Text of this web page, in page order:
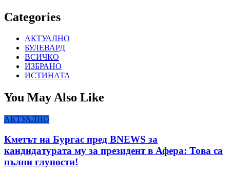
Categories
АКТУАЛНО
БУЛЕВАРД
ВСИЧКО
ИЗБРАНО
ИСТИНАТА
You May Also Like
АКТУАЛНО
Кметът на Бургас пред BNEWS за
кандидатурата му за президент в Афера: Това са
пълни глупости!